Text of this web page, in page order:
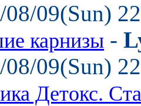
08/09(Sun)
карнизы -
08/09(Sun)
Детокс.